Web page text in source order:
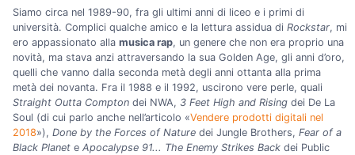
Siamo circa nel 1989-90, fra gli ultimi anni di liceo e i primi di
università. Complici qualche amico e la lettura assidua di Rockstar, mi
ero appassionato alla musica rap, un genere che non era proprio una
novità, ma stava anzi attraversando la sua Golden Age, gli anni d’oro,
quelli che vanno dalla seconda metà degli anni ottanta alla prima
metà dei novanta. Fra il 1988 e il 1992, uscirono vere perle, quali
Straight Outta Compton dei NWA, 3 Feet High and Rising dei De La
Soul (di cui parlo anche nell’articolo «Vendere prodotti digitali nel
2018»), Done by the Forces of Nature dei Jungle Brothers, Fear of a
Black Planet e Apocalypse 91... The Enemy Strikes Back dei Public